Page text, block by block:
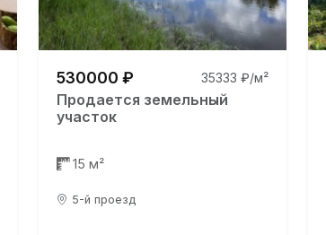
530000 ₽ 35333 ₽/м²
Продается земельный
участок
15 м²
5-й проезд